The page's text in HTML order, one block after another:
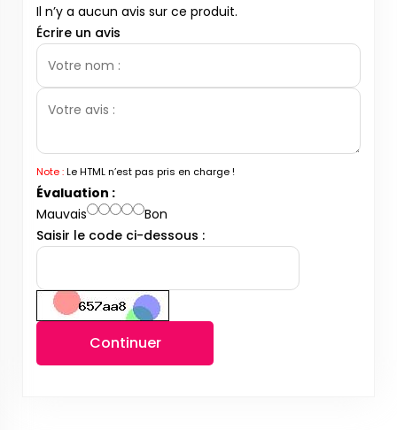
Il n’y a aucun avis sur ce produit.
Écrire un avis
Note :Le HTML n’est pas pris en charge !
Évaluation :
Mauvais
Bon
Saisir le code ci-dessous :
Continuer